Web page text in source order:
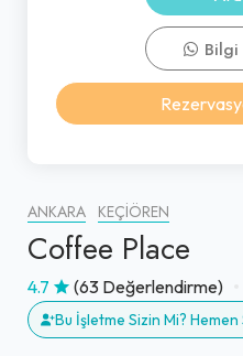
ANKARA KEÇIÖREN
Coffee Place
4.7 (63 Değerlendirme)
Bu İşletme Sizin Mi?
Bilgi